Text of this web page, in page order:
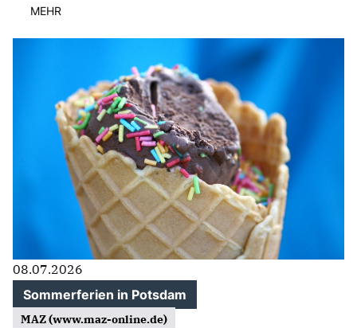
MEHR
08.07.2026
Sommerferien in Potsdam
MAZ (www.maz-online.de)